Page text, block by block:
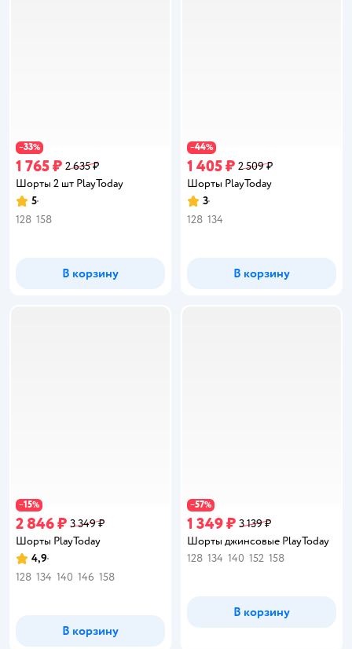
−33%
1 765 ₽ 2 635 ₽
Шорты 2 шт PlayToday
Рейтинг:
5
128 158
В корзину
−44%
1 405 ₽ 2 509 ₽
Шорты PlayToday
Рейтинг:
3
128 134
В корзину
−15%
2 846 ₽ 3 349 ₽
Шорты PlayToday
Рейтинг:
4,9
128 134 140 146 158
В корзину
−57%
1 349 ₽ 3 139 ₽
Шорты джинсовые PlayToday
128 134 140 152 158
В корзину